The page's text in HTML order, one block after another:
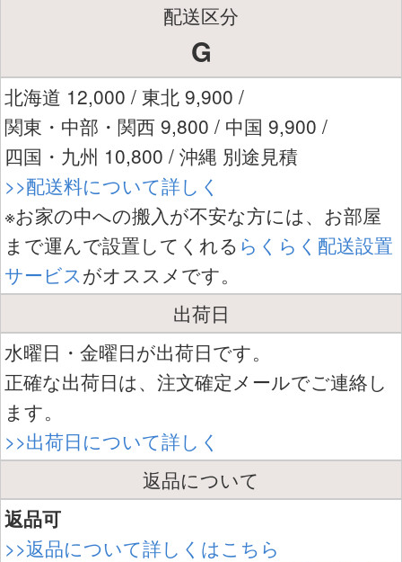
配送区分
G
北海道 12,000 / 東北 9,900 /
関東・中部・関西 9,800 / 中国 9,900 /
四国・九州 10,800 / 沖縄 別途見積
>>配送料について詳しく
※お家の中への搬入が不安な方には、お部屋
まで運んで設置してくれる らくらく配送設置
サービスがオススメです。
出荷日
水曜日・金曜日が出荷日です。
正確な出荷日は、注文確定メールでご連絡し
ます。
>>出荷日について詳しく
返品について
返品可
>>返品について詳しくはこちら